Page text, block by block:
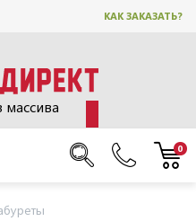
КАК ЗАКАЗАТЬ?
0